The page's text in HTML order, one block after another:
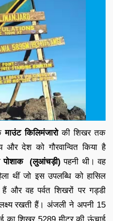
माउंट किलिमंजारोकी शिखर तक
देश को गौरवान्वित किया है
पोशाक (लुआंचड़ी) पहनी थी। वह
थीं जो इस उपलब्धि को हासिल
हैं और वह पर्वत शिखरों पर गड्डी
रखती हैं। अंजली ने अपनी 15